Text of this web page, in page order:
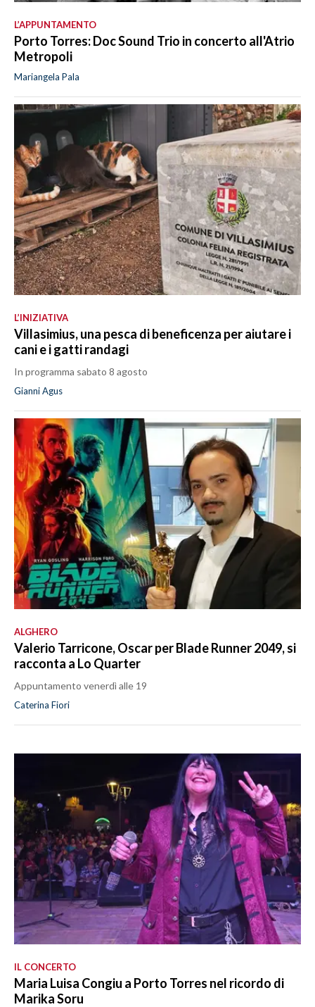
L’APPUNTAMENTO
Porto Torres: Doc Sound Trio in concerto all'Atrio
Metropoli
Mariangela Pala
L’INIZIATIVA
Villasimius, una pesca di beneficenza per aiutare i
cani e i gatti randagi
In programma sabato 8 agosto
Gianni Agus
ALGHERO
Valerio Tarricone, Oscar per Blade Runner 2049, si
racconta a Lo Quarter
Appuntamento venerdì alle 19
Caterina Fiori
IL CONCERTO
Maria Luisa Congiu a Porto Torres nel ricordo di
Marika Soru